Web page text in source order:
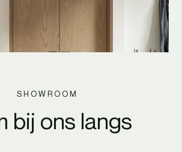
SHOWROOM
bij ons langs